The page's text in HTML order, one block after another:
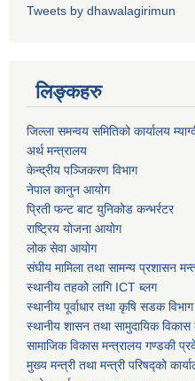
Tweets by dhawalagirimun
लिङ्कहरु
जिल्ला समन्वय समितिको कार्यालय
अर्थ मन्त्रालय
केन्द्रीय पञ्जिकरण विभाग
नेपाल कानुन आयोग
प्रिती फन्ट बाट युनिकोड कन्भर्रटर
राष्ट्रिय योजना आयोग
लोक सेवा आयोग
संघीय मामिला तथा सामन्य प्रशासन
स्थानीय तहको लागि ICT ब्लग
स्थानीय पूर्वाधार तथा कृषि सडक विभाग
स्थानीय शासन तथा सामुदायिक विकास
सामाजिक विकास मन्त्रालय गण्डकी
मुख्य मन्त्री तथा मन्त्री परिषद्को